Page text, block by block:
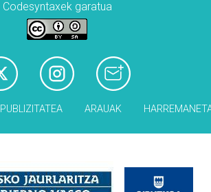
Codesyntaxek garatua
PUBLIZITATEA ARAUAK